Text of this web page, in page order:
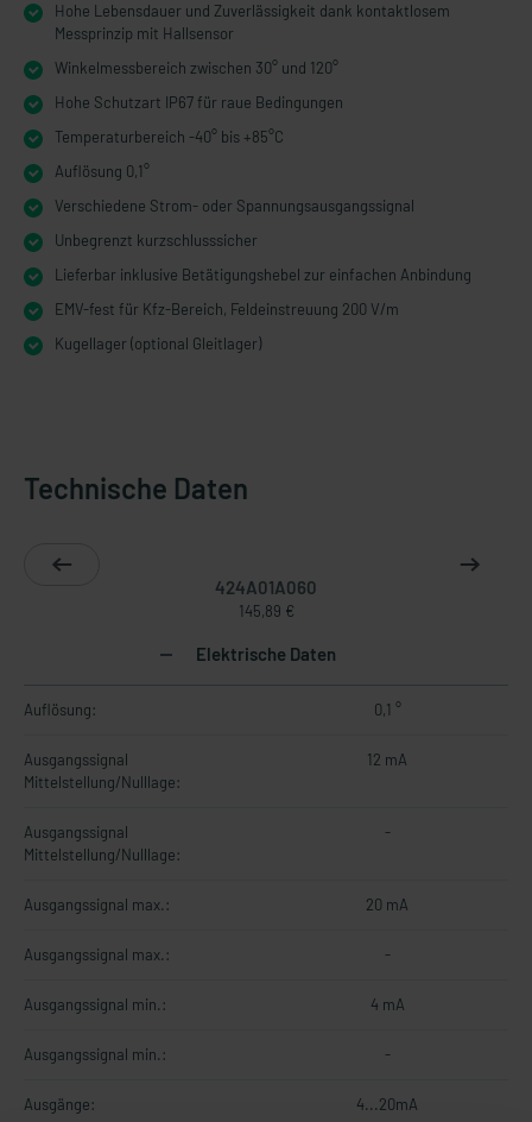
Hohe Lebensdauer und Zuverlässigkeit dank kontaktlosem
Messprinzip mit Hallsensor
Winkelmessbereich zwischen 30° und 120°
Hohe Schutzart IP67 für raue Bedingungen
Temperaturbereich -40° bis +85°C
Auflösung 0,1°
Verschiedene Strom- oder Spannungsausgangssignal
Unbegrenzt kurzschlusssicher
Lieferbar inklusive Betätigungshebel zur einfachen Anbindung
EMV-fest für Kfz-Bereich, Feldeinstreuung 200 V/m
Kugellager (optional Gleitlager)
Technische Daten
424A01A060
145,89 €
Elektrische Daten
Auflösung: 0,1 °
Ausgangssignal
Mittelstellung/Nulllage:
12 mA
Ausgangssignal
Mittelstellung/Nulllage:
-
Ausgangssignal max.: 20 mA
Ausgangssignal max.: -
Ausgangssignal min.: 4 mA
Ausgangssignal min.: -
Ausgänge: 4...20mA